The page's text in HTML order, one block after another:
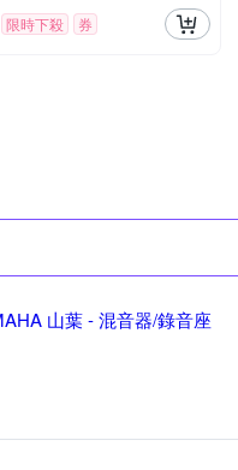
限時下殺 券
山葉 - 混音器/錄音座